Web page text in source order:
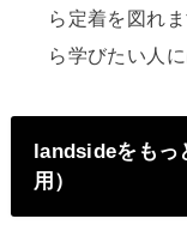
ら定着を図れ
ら学びたい人
landsideをもっ
用）